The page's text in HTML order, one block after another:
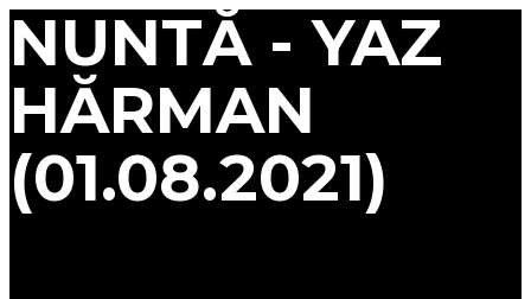
NUNTĂ - YAZ
HĂRMAN
(01.08.2021)